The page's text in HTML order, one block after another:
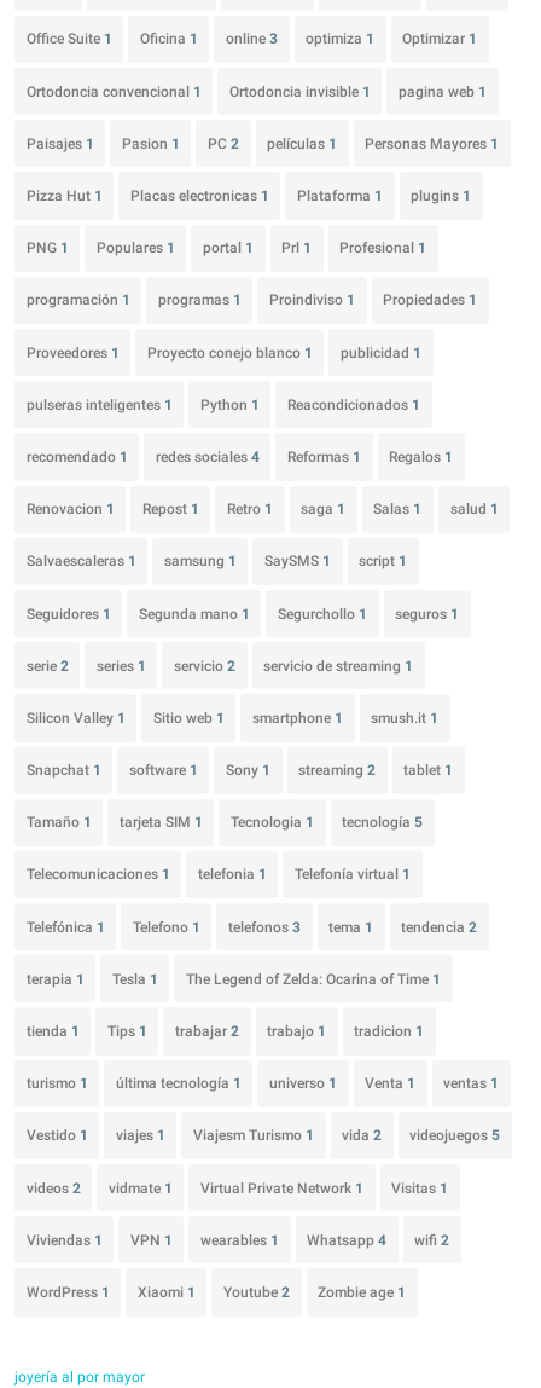
Office Suite 1 Oficina 1 online 3 optimiza 1 Optimizar 1
Ortodoncia convencional 1 Ortodoncia invisible 1 pagina web 1
Paisajes 1 Pasion 1 PC 2 películas 1 Personas Mayores 1
Pizza Hut 1 Placas electronicas 1 Plataforma 1 plugins 1
PNG 1 Populares 1 portal 1 Prl 1 Profesional 1
programación 1 programas 1 Proindiviso 1 Propiedades 1
Proveedores 1 Proyecto conejo blanco 1 publicidad 1
pulseras inteligentes 1 Python 1 Reacondicionados 1
recomendado 1 redes sociales 4 Reformas 1 Regalos 1
Renovacion 1 Repost 1 Retro 1 saga 1 Salas 1 salud 1
Salvaescaleras 1 samsung 1 SaySMS 1 script 1
Seguidores 1 Segunda mano 1 Segurchollo 1 seguros 1
serie 2 series 1 servicio 2 servicio de streaming 1
Silicon Valley 1 Sitio web 1 smartphone 1 smush.it 1
Snapchat 1 software 1 Sony 1 streaming2 tablet 1
Tamaño 1 tarjeta SIM 1 Tecnologia 1 tecnología 5
Telecomunicaciones 1 telefonia 1 Telefonía virtual 1
Telefónica 1 Telefono 1 telefonos 3 tema 1 tendencia2
terapia 1 Tesla 1 The Legend of Zelda: Ocarina of Time 1
tienda 1 Tips 1 trabajar 2 trabajo 1 tradicion 1
turismo 1 última tecnología 1 universo 1 Venta 1 ventas 1
Vestido 1 viajes 1 Viajesm Turismo 1 vida2 videojuegos 5
videos 2 vidmate 1 Virtual Private Network 1 Visitas 1
Viviendas 1 VPN 1 wearables 1 Whatsapp4 wifi2
WordPress 1 Xiaomi 1 Youtube 2 Zombie age 1
joyería al por mayor